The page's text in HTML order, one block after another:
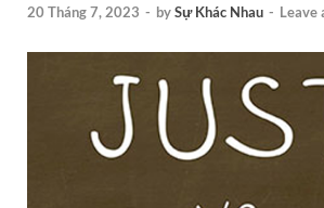
20 Tháng 7, 2023 - bySự Khác Nhau - Leave